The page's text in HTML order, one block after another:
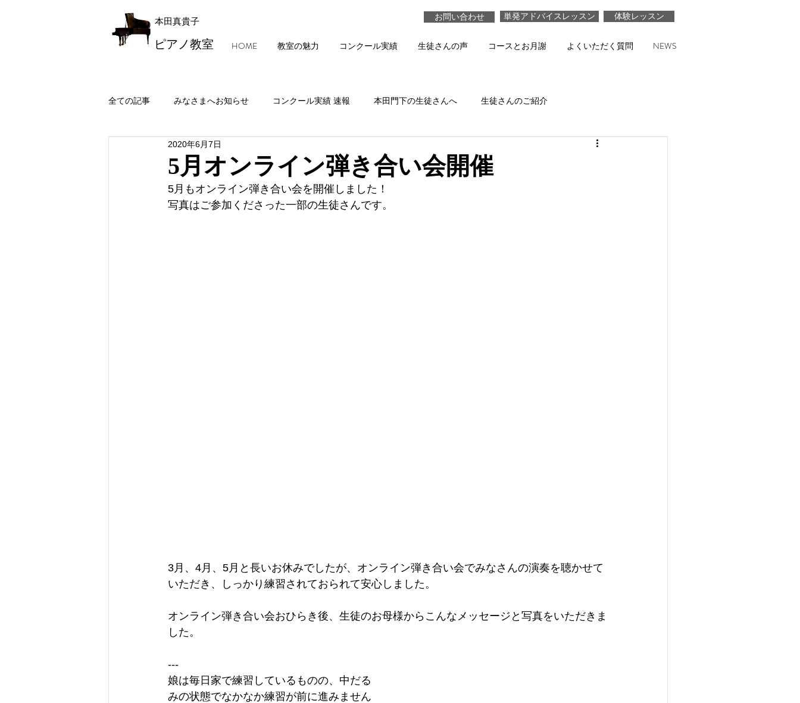
本田真貴子 お問い合わせ 単発アドバイスレッスン 体験レッスン
HOME 教室の魅力 コンクール実績 生徒さんの声 コースとお月謝 よくいただく質問 NEWS
ピアノ教室
全ての記事 みなさまへお知らせ コンクール実績 速報 本田門下の生徒さんへ 生徒さんのご紹介
レッスン風景・本田マジック
5月オンライン弾き合い会開催
2020年6月7日
5月もオンライン弾き合い会を開催しました！
写真はご参加くださった一部の生徒さんです。
3月、4月、5月と長いお休みでしたが、オンライン弾き合い会でみなさんの演奏を聴かせて
いただき、しっかり練習されておられて安心しました。
オンライン弾き合い会おひらき後、生徒のお母様からこんなメッセージと写真をいただきま
した。
---
娘は毎日家で練習しているものの、中だる
みの状態でなかなか練習が前に進みません